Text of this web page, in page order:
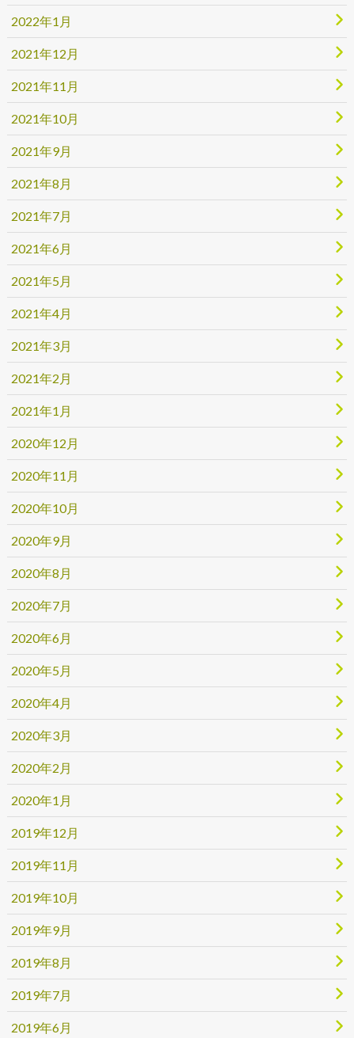
2022年1月
2021年12月
2021年11月
2021年10月
2021年9月
2021年8月
2021年7月
2021年6月
2021年5月
2021年4月
2021年3月
2021年2月
2021年1月
2020年12月
2020年11月
2020年10月
2020年9月
2020年8月
2020年7月
2020年6月
2020年5月
2020年4月
2020年3月
2020年2月
2020年1月
2019年12月
2019年11月
2019年10月
2019年9月
2019年8月
2019年7月
2019年6月